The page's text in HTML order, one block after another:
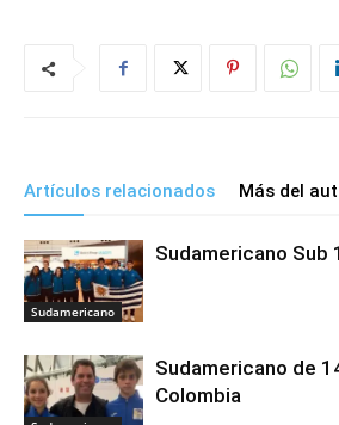
Artículos relacionados Más del
Sudamericano
Sudamericano Sub
Sudamericano de
Colombia